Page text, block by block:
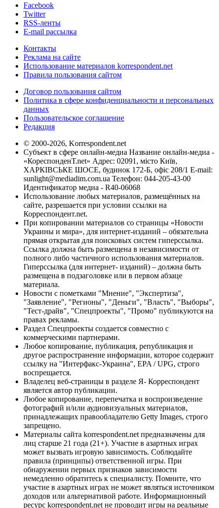
Facebook
Twitter
RSS-ленты
E-mail рассылка
Контакты
Реклама на сайте
Использование материалов korrespondent.net
Правила пользования сайтом
Договор пользования сайтом
Политика в сфере конфиденциальности и персональных
данных
Пользовательское соглашение
Редакция
© 2000-2026, Korrespondent.net
Субъект в сфере онлайн-медиа Название онлайн-медиа -
«КореспонденТ.net» Адрес: 02091, місто Київ,
ХАРКІВСЬКЕ ШОСЕ, будинок 172-Б, офіс 208/1 E-mail:
sunlight@mediadim.com.ua Телефон: 044-205-43-00
Идентификатор медиа - R40-06068
Использование любых материалов, размещённых на
сайте, разрешается при условии ссылки на
Корреспондент.net.
При копировании материалов со страницы «Новости
Украины и мира», для интернет-изданий – обязательна
прямая открытая для поисковых систем гиперссылка.
Ссылка должна быть размещена в независимости от
полного либо частичного использования материалов.
Гиперссылка (для интернет- изданий) – должна быть
размещена в подзаголовке или в первом абзаце
материала.
Новости с пометками "Мнение", "Экспертиза",
"Заявление", "Регионы", "Деньги", "Власть", "Выборы",
"Тест-драйв", "Спецпроекты", "Промо" публикуются на
правах рекламы.
Раздел Спецпроекты создается совместно с
коммерческими партнерами.
Любое копирование, публикация, републикация и
другое распространение информации, которое содержит
ссылку на "Интерфакс-Украина", EPA / UPG, строго
воспрещается.
Владелец веб-страницы в разделе Я- Корреспондент
является автор публикации.
Любое копирование, перепечатка и воспроизведение
фотографий и/или аудиовизуальных материалов,
принадлежащих правообладателю Getty Images, строго
запрещено.
Материалы сайта korrespondent.net предназначены для
лиц старше 21 года (21+). Участие в азартных играх
может вызвать игровую зависимость. Соблюдайте
правила (принципы) ответственной игры. При
обнаружении первых признаков зависимости
немедленно обратитесь к специалисту. Помните, что
участие в азартных играх не может являться источником
доходов или альтернативой работе. Информационный
ресурс korrespondent.net не проводит игры на реальные